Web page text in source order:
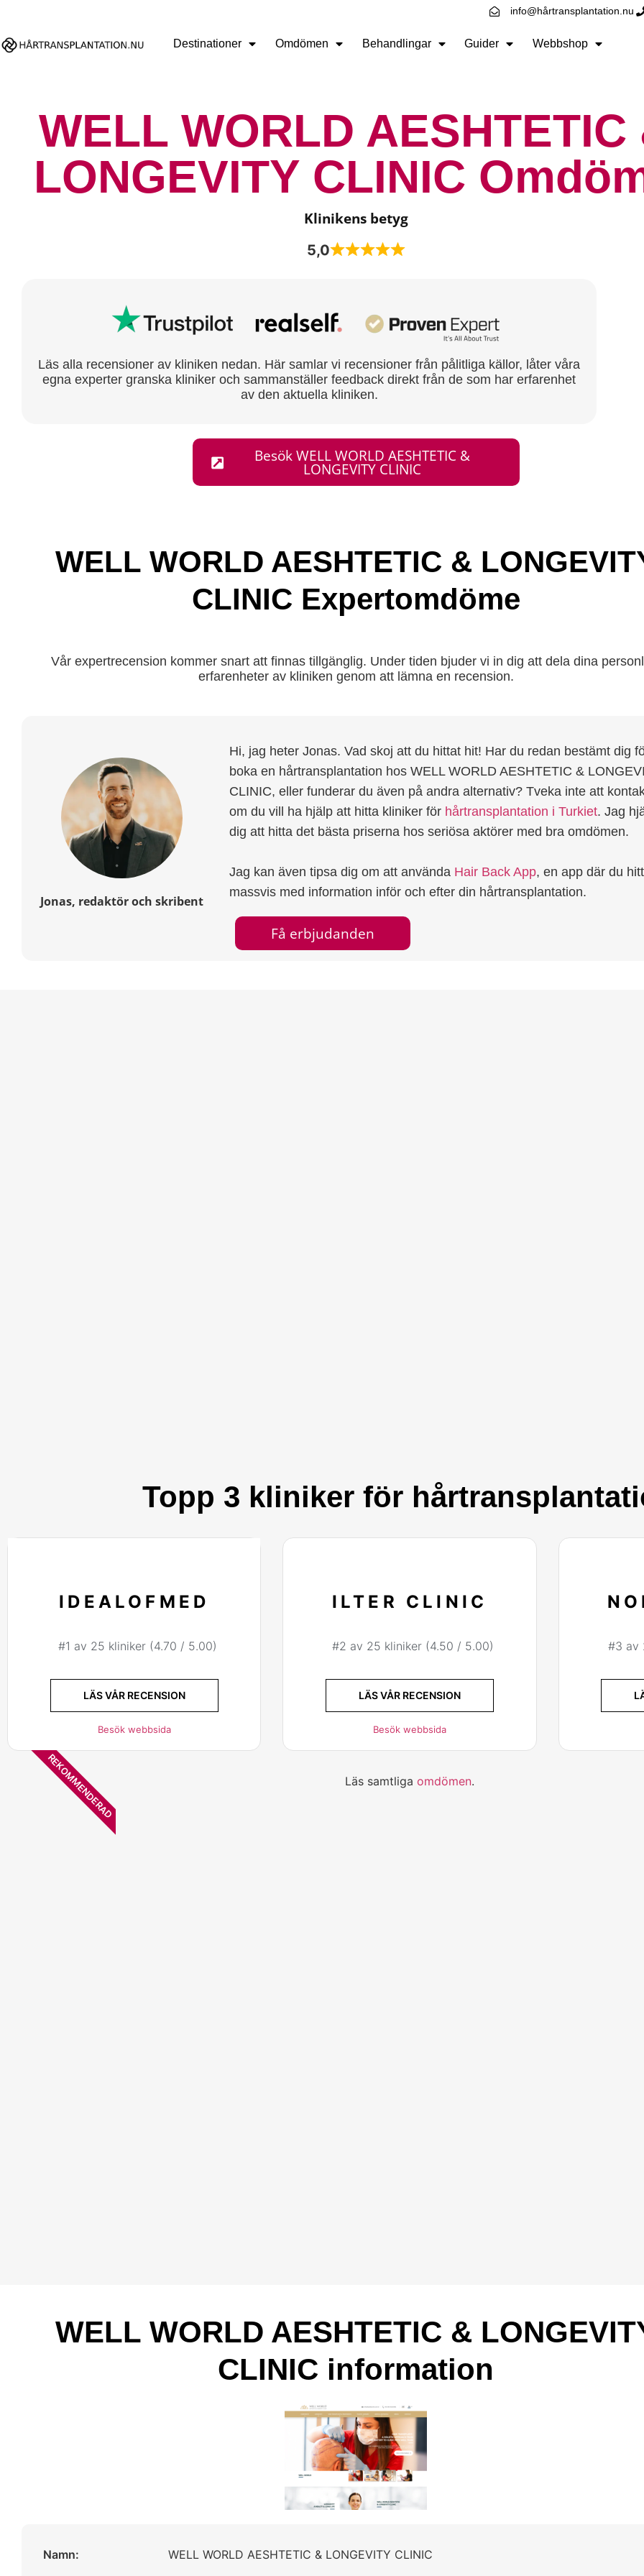
info@hårtransplantation.nu
Destinationer Omdömen Behandlingar Guider Webbshop
WELL WORLD AESHTETIC
LONGEVITY CLINIC
Klinikens betyg
5,0
Läs alla recensioner av kliniken nedan. Här samlar vi recensioner från pålitliga källor, låter våra
egna experter granska kliniker och sammanställer feedback direkt från de som har erfarenhet
av den aktuella kliniken.
Besök WELL WORLD AESHTETIC &
LONGEVITY CLINIC
WELL WORLD AESHTETIC &
CLINIC Expertomdöme
Vår expertrecension kommer snart att finnas tillgänglig. Under tiden bjuder vi in dig att dela dina
erfarenheter av kliniken genom att lämna en recension.
Jonas, redaktör och skribent
Hi, jag heter Jonas. Vad skoj att du hittat hit! Har du redan bestämt dig
boka en hårtransplantation hos WELL WORLD AESHTETIC &
CLINIC, eller funderar du även på andra alternativ? Tveka inte att
om du vill ha hjälp att hitta kliniker för hårtransplantation i Turkiet. Jag
dig att hitta det bästa priserna hos seriösa aktörer med bra omdömen.
Jag kan även tipsa dig om att använda Hair Back App, en app där du
massvis med information inför och efter din hårtransplantation.
Få erbjudanden
Topp 3 kliniker för
IDEALOFMED
#1 av 25 kliniker (4.70 / 5.00)
LÄS VÅR RECENSION
Besök webbsida
REKOMMENDERAD
ILTER CLINIC
#2 av 25 kliniker (4.50 / 5.00)
LÄS VÅR RECENSION
Besök webbsida
#3 av
Läs samtliga omdömen.
WELL WORLD AESHTETIC &
CLINIC information
Namn:
WELL WORLD AESHTETIC & LONGEVITY CLINIC